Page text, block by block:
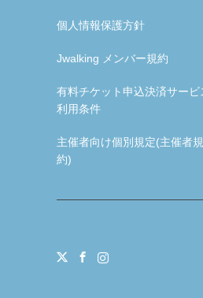
個人情報保護方針
Jwalking メンバー規約
有料チケット申込決済サービ
利用条件
主催者向け個別規定(主催者規
約)